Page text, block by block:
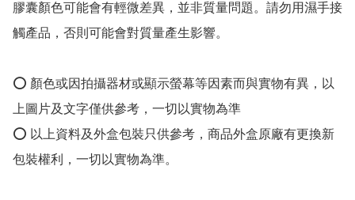
膠囊顏色可能會有輕微差異，並非質量問題。請勿用濕手接
觸產品，否則可能會對質量產生影響。
⭕️ 顏色或因拍攝器材或顯示螢幕等因素而與實物有異，以
上圖片及文字僅供參考，一切以實物為準
⭕️ 以上資料及外盒包裝只供參考，商品外盒原廠有更換新
包裝權利，一切以實物為準。